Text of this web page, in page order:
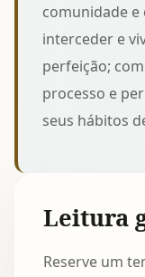
comunidade e
interceder e
perfeição;
processo e
seus hábitos
Leitura
Reserve um